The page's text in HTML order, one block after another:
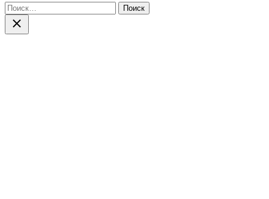
Найти:
Close
search